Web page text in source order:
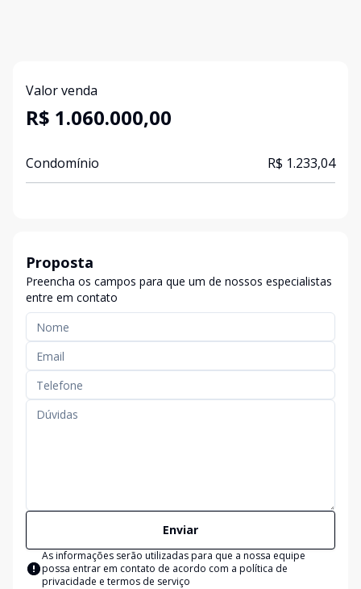
Valor venda
R$ 1.060.000,00
Condomínio R$ 1.233,04
Proposta
Preencha os campos para que um de nossos especialistas
entre em contato
Enviar
As informações serão utilizadas para que a nossa equipe
possa entrar em contato de acordo com a política de
privacidade e termos de serviço